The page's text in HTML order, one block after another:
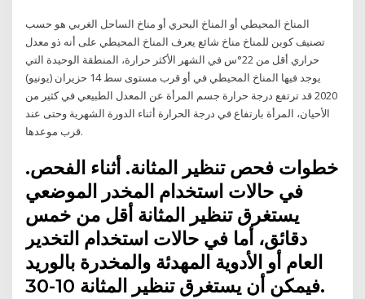
المناخ المحيطي أو المناخ البحري أو مناخ الساحل الغربي هو حسب
تصنيف كوبن للمناخ مناخ شائع يعرف المناخ المحيطي على أنه ذو معدل
حراري أقل من 22°س في الشهر الأكثر حرارة، المنطقة الوحيدة التي
يوجد فيها المناخ المحيطي في أو قرب مستوى سط 14 حزيران (يونيو)
2020 قد ترتفع درجة حرارة جسم المرأة عن المعدل الطبيعي في كثير من
الأحيان، المرأة بارتفاع في درجة الحرارة أثناء الدورة الشهرية وحتى عند
قرب موعدها.
خطوات فحص تنظير المثانة. أثناء الفحص.
في حالات استخدام المخدر الموضعي
يستغرق تنظير المثانة أقل من خمس
دقائق، أما في حالات استخدام التخدير
العام أو الأدوية المهدئة والمخدرة بالوريد
فيمكن أن يستغرق تنظير المثانة 10-30.